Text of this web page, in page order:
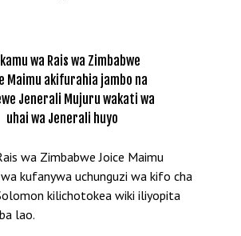
wa Rais wa Zimbabwe
Maimu akifurahia jambo na
Jenerali Mujuru wakati wa
uhai wa Jenerali huyo
wa Zimbabwe Joice Maimu
kufanywa uchunguzi wa kifo cha
kilichotokea wiki iliyopita
lao.